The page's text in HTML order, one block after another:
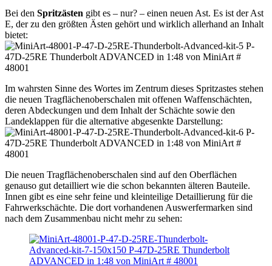
Bei den Spritzästen gibt es – nur? – einen neuen Ast. Es ist der Ast
E, der zu den größten Ästen gehört und wirklich allerhand an Inhalt
bietet:
Im wahrsten Sinne des Wortes im Zentrum dieses Spritzastes stehen
die neuen Tragflächenoberschalen mit offenen Waffenschächten,
deren Abdeckungen und dem Inhalt der Schächte sowie den
Landeklappen für die alternative abgesenkte Darstellung:
Die neuen Tragflächenoberschalen sind auf den Oberflächen
genauso gut detailliert wie die schon bekannten älteren Bauteile.
Innen gibt es eine sehr feine und kleinteilige Detaillierung für die
Fahrwerkschächte. Die dort vorhandenen Auswerfermarken sind
nach dem Zusammenbau nicht mehr zu sehen: